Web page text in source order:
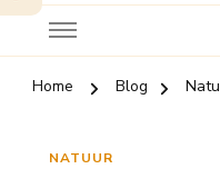
Home Blog
NATUUR